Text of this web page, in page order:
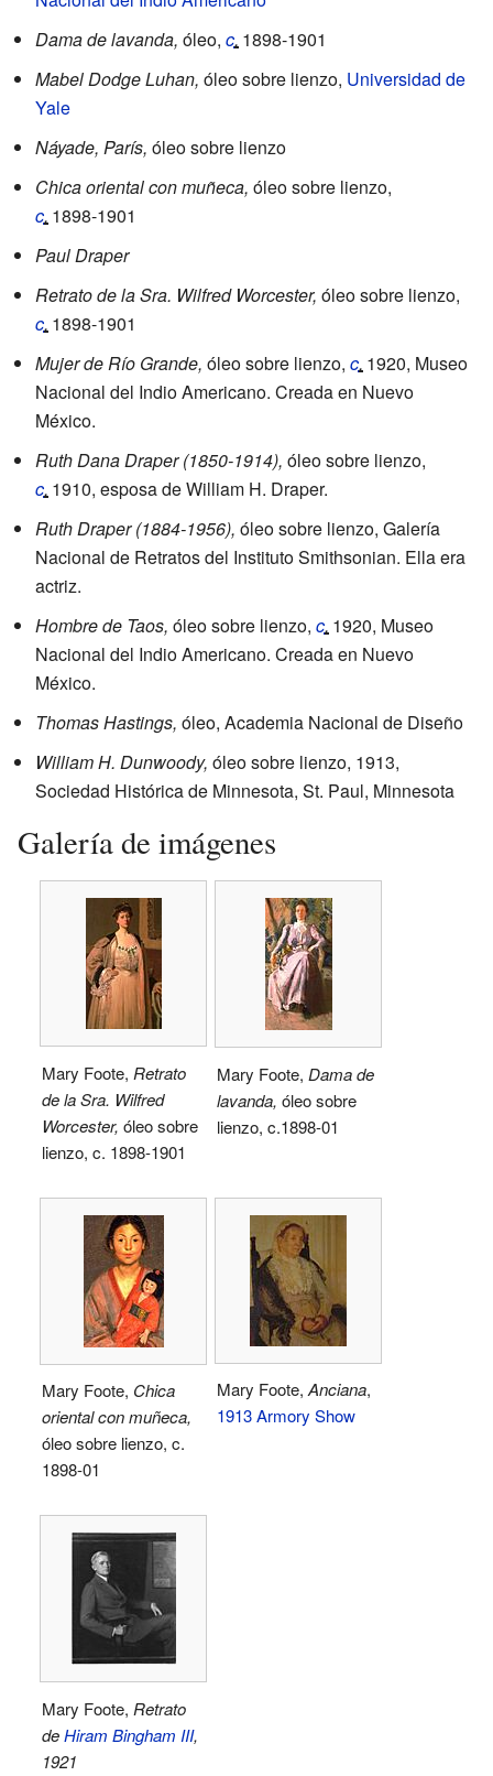
Dama de lavanda, óleo, c. 1898-1901
Mabel Dodge Luhan, óleo sobre lienzo, Universidad de
Yale
Náyade, París, óleo sobre lienzo
Chica oriental con muñeca, óleo sobre lienzo,
c. 1898-1901
Paul Draper
Retrato de la Sra. Wilfred Worcester, óleo sobre lienzo,
c. 1898-1901
Mujer de Río Grande, óleo sobre lienzo, c. 1920, Museo
Nacional del Indio Americano. Creada en Nuevo
México.
Ruth Dana Draper (1850-1914), óleo sobre lienzo,
c. 1910, esposa de William H. Draper.
Ruth Draper (1884-1956), óleo sobre lienzo, Galería
Nacional de Retratos del Instituto Smithsonian. Ella era
actriz.
Hombre de Taos, óleo sobre lienzo, c. 1920, Museo
Nacional del Indio Americano. Creada en Nuevo
México.
Thomas Hastings, óleo, Academia Nacional de Diseño
William H. Dunwoody, óleo sobre lienzo, 1913,
Sociedad Histórica de Minnesota, St. Paul, Minnesota
Galería de imágenes
Mary Foote, Retrato
de la Sra. Wilfred
Worcester, óleo sobre
lienzo, c. 1898-1901
Mary Foote, Dama de
lavanda, óleo sobre
lienzo, c.1898-01
Mary Foote, Chica
oriental con muñeca,
óleo sobre lienzo, c.
1898-01
Mary Foote,Anciana,
1913 Armory Show
Mary Foote, Retrato
deHiram Bingham III,
1921